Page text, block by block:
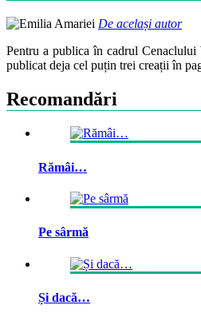
De același autor
Pentru a publica în cadrul
publicat deja cel puțin trei creații în
Recomandări
Rămâi…
Pe sârmă
Și dacă…